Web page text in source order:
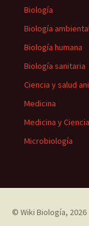
Biología
Biología
Biología humana
Biología sanitaria
Ciencia y salud
Medicina
Medicina y
Microbiología
© Wiki Biología, 2026